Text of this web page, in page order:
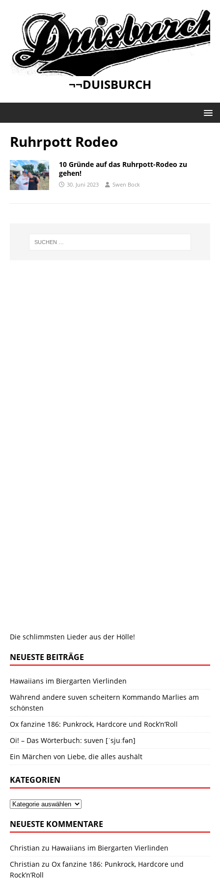
¬¬DUISBURCH
Ruhrpott Rodeo
10 Gründe auf das Ruhrpott-Rodeo zu
gehen!
30. Juni 2023 Swen Bock
Die schlimmsten Lieder aus der Hölle!
NEUESTE BEITRÄGE
Hawaiians im Biergarten Vierlinden
Während andere suven scheitern Kommando Marlies am
schönsten
Ox fanzine 186: Punkrock, Hardcore und Rock’n’Roll
Oi! – Das Wörterbuch: suven [ˈsjuːfən]
Ein Märchen von Liebe, die alles aushält
KATEGORIEN
NEUESTE KOMMENTARE
Christian zu Hawaiians im Biergarten Vierlinden
Christian zu Ox fanzine 186: Punkrock, Hardcore und
Rock’n’Roll